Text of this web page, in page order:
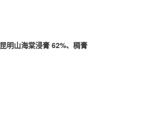
昆明山海棠浸膏 62%、稠膏